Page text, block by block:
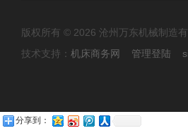
版权所有 © 2026 沧州万东机械制造
技术支持： 机床商务网 管理登陆
分享到：